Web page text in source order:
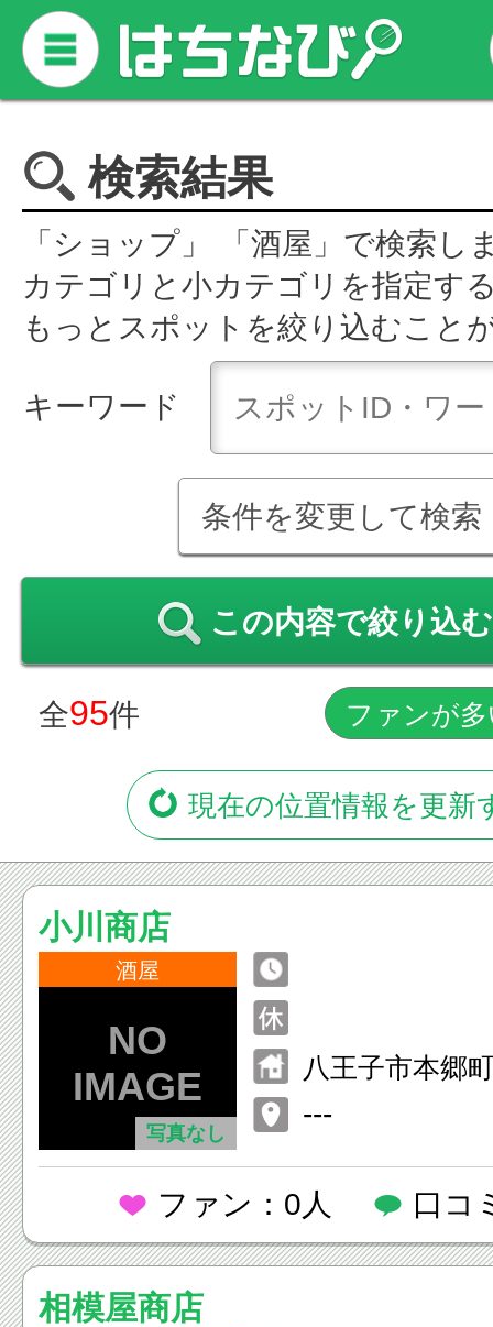
検索結果
「ショップ」 「酒屋」で検索し
カテゴリと小カテゴリを指定す
もっとスポットを絞り込むこと
キーワード
条件を変更して検索
この内容で絞り込む
全95件
現在の位置情報を更新
小川商店
酒屋
写真なし
八王子市本郷
---
ファン：0人 口コ
相模屋商店